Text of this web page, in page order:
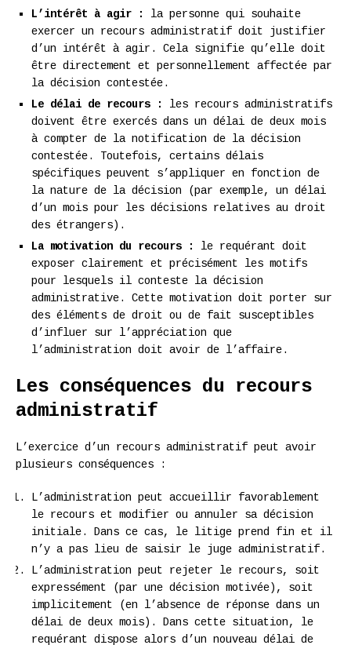
L’intérêt à agir :
la personne qui souhaite
exercer un recours administratif doit justifier
d’un intérêt à agir. Cela signifie qu’elle doit
être directement et personnellement affectée par
la décision contestée.
Le délai de recours :
les recours administratifs
doivent être exercés dans un délai de deux mois
à compter de la notification de la décision
contestée. Toutefois, certains délais
spécifiques peuvent s’appliquer en fonction de
la nature de la décision (par exemple, un délai
d’un mois pour les décisions relatives au droit
des étrangers).
La motivation du recours :
le requérant doit
exposer clairement et précisément les motifs
pour lesquels il conteste la décision
administrative. Cette motivation doit porter sur
des éléments de droit ou de fait susceptibles
d’influer sur l’appréciation que
l’administration doit avoir de l’affaire.
Les conséquences du recours
administratif
L’exercice d’un recours administratif peut avoir
plusieurs conséquences :
L’administration peut accueillir favorablement
le recours et modifier ou annuler sa décision
initiale. Dans ce cas, le litige prend fin et il
n’y a pas lieu de saisir le juge administratif.
L’administration peut rejeter le recours, soit
expressément (par une décision motivée), soit
implicitement (en l’absence de réponse dans un
délai de deux mois). Dans cette situation, le
requérant dispose alors d’un nouveau délai de